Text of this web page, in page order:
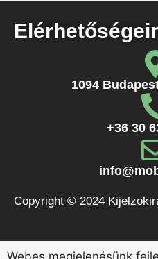
1094
+36 30
Copyright © 2024